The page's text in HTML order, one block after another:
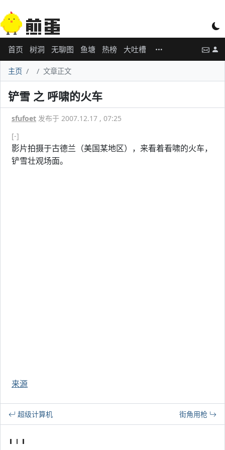
首页 树洞 无聊图 鱼塘 热榜 大吐槽
主页 文章正文
铲雪 之 呼啸的火车
sfufoet 发布于 2007.12.17 , 07:25
[-]
影片拍摄于古德兰（美国某地区），来看着看啸的火车，
铲雪壮观场面。
来源
超级计算机 街角用枪